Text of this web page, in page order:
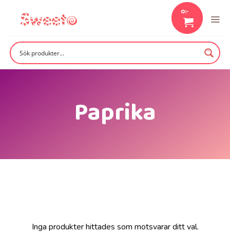
0:-
Paprika
Inga produkter hittades som motsvarar ditt val.